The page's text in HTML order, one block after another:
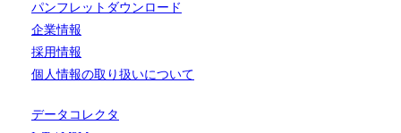
パンフレットダウンロード
企業情報
採用情報
個人情報の取り扱いについて
データコレクタ